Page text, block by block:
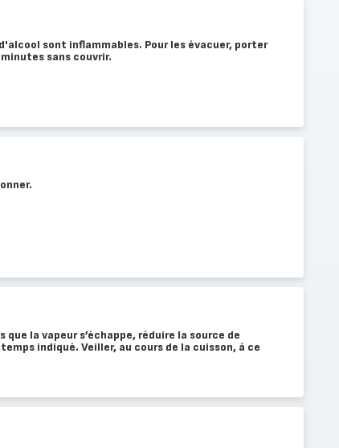
sont inflammables. Pour les évacuer, porter
sans couvrir.
la vapeur s’échappe, réduire la source de
indiqué. Veiller, au cours de la cuisson, à ce